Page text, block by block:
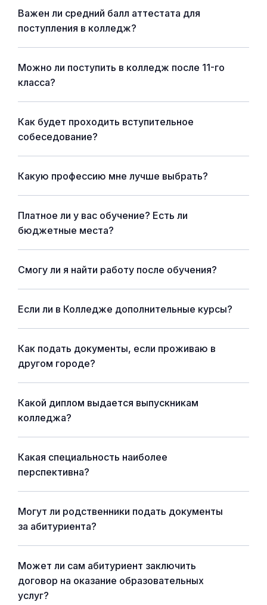
Важен ли средний балл аттестата для
поступления в колледж?
Можно ли поступить в колледж после 11-го
класса?
Как будет проходить вступительное
собеседование?
Какую профессию мне лучше выбрать?
Платное ли у вас обучение? Есть ли
бюджетные места?
Смогу ли я найти работу после обучения?
Если ли в Колледже дополнительные курсы?
Как подать документы, если проживаю в
другом городе?
Какой диплом выдается выпускникам
колледжа?
Какая специальность наиболее
перспективна?
Могут ли родственники подать документы
за абитуриента?
Может ли сам абитуриент заключить
договор на оказание образовательных
услуг?